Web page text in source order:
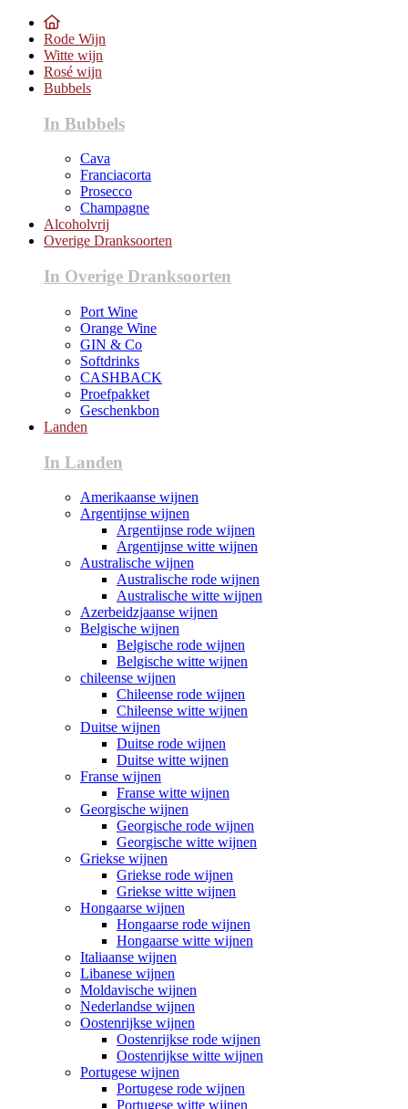
Rode Wijn
Witte wijn
Rosé wijn
Bubbels
In Bubbels
Cava
Franciacorta
Prosecco
Champagne
Alcoholvrij
Overige Dranksoorten
In Overige Dranksoorten
Port Wine
Orange Wine
GIN & Co
Softdrinks
CASHBACK
Proefpakket
Geschenkbon
Landen
In Landen
Amerikaanse wijnen
Argentijnse wijnen
Argentijnse rode wijnen
Argentijnse witte wijnen
Australische wijnen
Australische rode wijnen
Australische witte wijnen
Azerbeidzjaanse wijnen
Belgische wijnen
Belgische rode wijnen
Belgische witte wijnen
chileense wijnen
Chileense rode wijnen
Chileense witte wijnen
Duitse wijnen
Duitse rode wijnen
Duitse witte wijnen
Franse wijnen
Franse witte wijnen
Georgische wijnen
Georgische rode wijnen
Georgische witte wijnen
Griekse wijnen
Griekse rode wijnen
Griekse witte wijnen
Hongaarse wijnen
Hongaarse rode wijnen
Hongaarse witte wijnen
Italiaanse wijnen
Libanese wijnen
Moldavische wijnen
Nederlandse wijnen
Oostenrijkse wijnen
Oostenrijkse rode wijnen
Oostenrijkse witte wijnen
Portugese wijnen
Portugese rode wijnen
Portugese witte wijnen